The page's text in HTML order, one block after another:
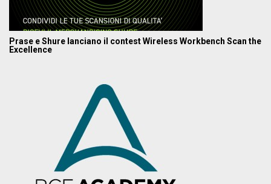
Prase e Shure lanciano il contest Wireless Workbench Scan the
Excellence